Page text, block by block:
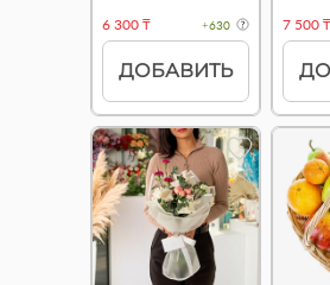
6 300 ₸ +630
ДОБАВИТЬ
7 500 ₸